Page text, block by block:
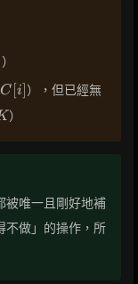
）
C i ），但已經無
）
被唯一且剛好地補
不做」的操作，所